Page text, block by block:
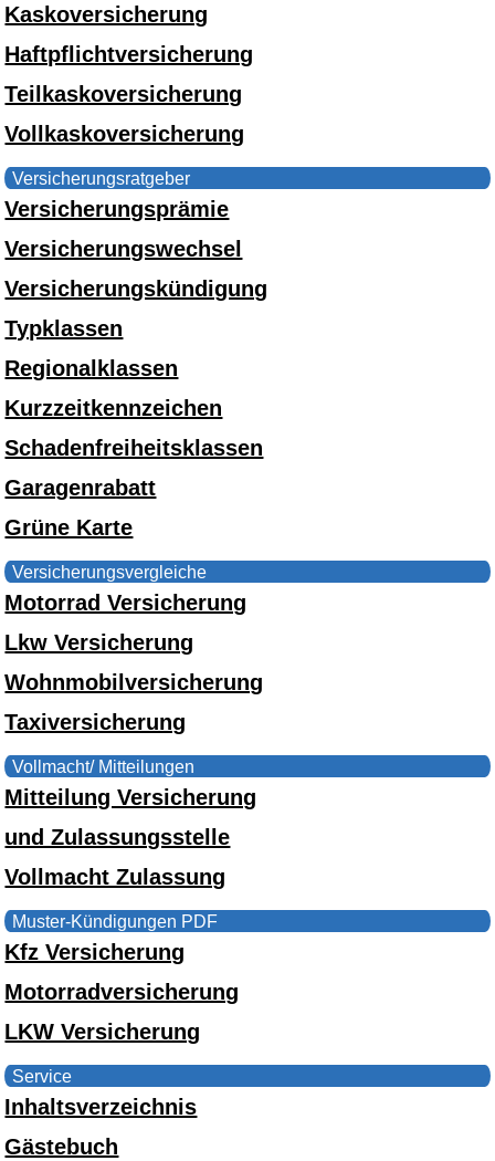
Kaskoversicherung
Haftpflichtversicherung
Teilkaskoversicherung
Vollkaskoversicherung
Versicherungsratgeber
Versicherungsprämie
Versicherungswechsel
Versicherungskündigung
Typklassen
Regionalklassen
Kurzzeitkennzeichen
Schadenfreiheitsklassen
Garagenrabatt
Grüne Karte
Versicherungsvergleiche
Motorrad Versicherung
Lkw Versicherung
Wohnmobilversicherung
Taxiversicherung
Vollmacht/ Mitteilungen
Mitteilung Versicherung
und Zulassungsstelle
Vollmacht Zulassung
Muster-Kündigungen PDF
Kfz Versicherung
Motorradversicherung
LKW Versicherung
Service
Inhaltsverzeichnis
Gästebuch